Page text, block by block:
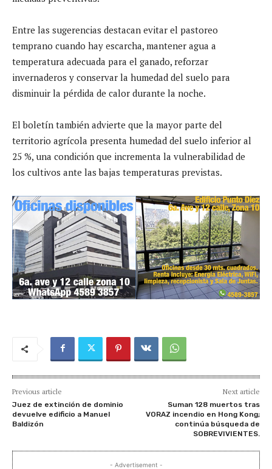
Entre las sugerencias destacan evitar el pastoreo
temprano cuando hay escarcha, mantener agua a
temperatura adecuada para el ganado, reforzar
invernaderos y conservar la humedad del suelo para
disminuir la pérdida de calor durante la noche.
El boletín también advierte que la mayor parte del
territorio agrícola presenta humedad del suelo inferior al
25 %, una condición que incrementa la vulnerabilidad de
los cultivos ante las bajas temperaturas previstas.
Previous article
Juez de extinción de dominio
devuelve edificio a Manuel
Baldizón
Next article
Suman 128 muertos tras
VORAZ incendio en Hong Kong;
continúa búsqueda de
SOBREVIVIENTES.
- Advertisement -